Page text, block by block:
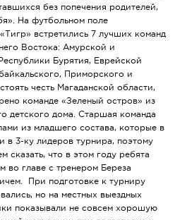
без попечения родителей,
На футбольном поле
встретились 7 лучших команд
Востока: Амурской и
Бурятия, Еврейской
Приморского и
честь Магаданской области,
команде «Зеленый остров» из
детского дома. Старшая команда
из младшего состава, которые в
в 3-ку лидеров турнира, поэтому
сказать, что в этом году ребята
во главе с тренером Береза
При подготовке к турниру
но на местных выездных
показывали не совсем хорошую